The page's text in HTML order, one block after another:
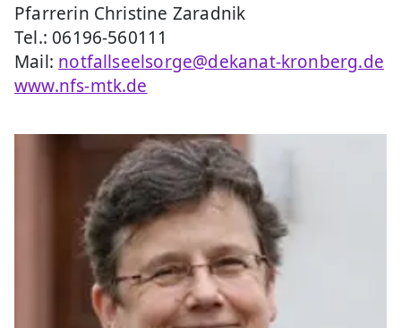
Pfarrerin Christine Zaradnik
Tel.: 06196-560111
Mail: notfallseelsorge@dekanat-kronberg.de
www.nfs-mtk.de